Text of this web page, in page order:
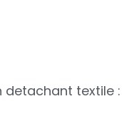
detachant textile :